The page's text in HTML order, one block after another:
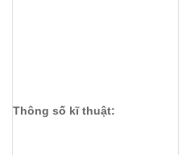
Thông số kĩ thuật: